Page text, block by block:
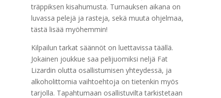
träppiksen kisahumusta. Turnauksen aikana on
luvassa pelejä ja rasteja, sekä muuta ohjelmaa,
tästä lisää myöhemmin!
Kilpailun tarkat säännöt on luettavissa täällä.
Jokainen joukkue saa pelijuomiksi neljä Fat
Lizardin olutta osallistumisen yhteydessä, ja
alkoholittomia vaihtoehtoja on tietenkin myös
tarjolla. Tapahtumaan osallistuvilta tarkistetaan